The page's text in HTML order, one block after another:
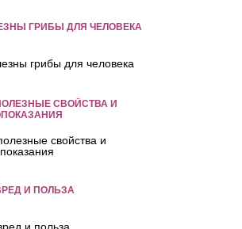
ГРИБЫ ДЛЯ ЧЕЛОВЕКА
СВОЙСТВА И
И ПОЛЬЗА